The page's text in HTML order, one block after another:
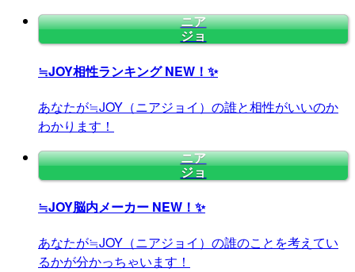
ニア
ジョ
≒JOY相性ランキングNEW！✨
あなたが≒JOY（ニアジョイ）の誰と相性がいいのか
わかります！
ニア
ジョ
≒JOY脳内メーカー NEW！✨
あなたが≒JOY（ニアジョイ）の誰のことを考えてい
るかが分かっちゃいます！